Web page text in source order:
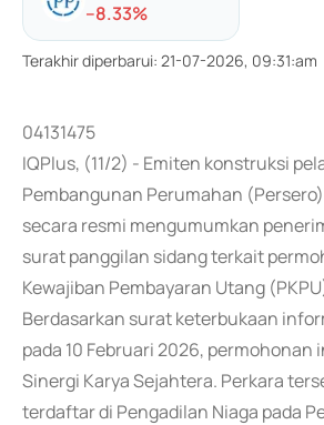
--8.33%
Terakhir diperbarui: 21-07-2026, 09:31:am
04131475
IQPlus, (11/2) - Emiten konstruksi
Pembangunan Perumahan
secara resmi mengumumkan
surat panggilan sidang terkait
Kewajiban Pembayaran Utang
Berdasarkan surat keterbukaan
pada 10 Februari 2026, permohonan
Sinergi Karya Sejahtera. Perkara
terdaftar di Pengadilan Niaga pada